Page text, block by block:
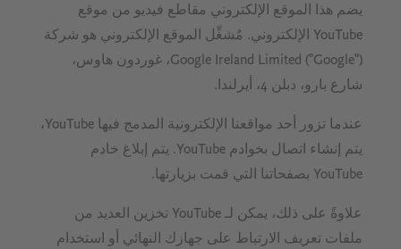
يضم هذا الموقع الإلكتروني مقاطع فيديو من موقع
YouTube الإلكتروني. مُشغِّل الموقع الإلكتروني هو شركة
Google Ireland Limited ("Google")، غوردون هاوس،
شارع بارو، دبلن 4، أيرلندا.
عندما تزور أحد مواقعنا الإلكترونية المدمج فيها YouTube،
يتم إنشاء اتصال بخوادم YouTube. يتم إبلاغ خادم
YouTube بصفحاتنا التي قمت بزيارتها.
علاوةً على ذلك، يمكن لـ YouTube تخزين العديد من
ملفات تعريف الارتباط على جهازك النهائي أو استخدام